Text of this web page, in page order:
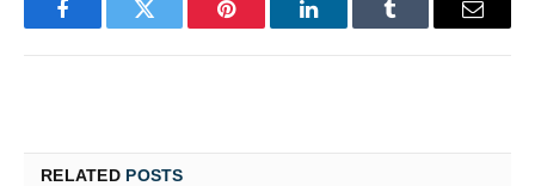
FacebookTwitter Pinterest LinkedInTumblr Email
RELATED POSTS